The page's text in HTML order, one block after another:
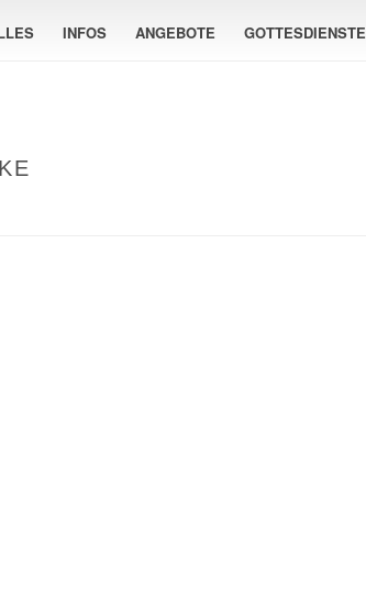
INFOS ANGEBOTE GOTTESDIENSTE